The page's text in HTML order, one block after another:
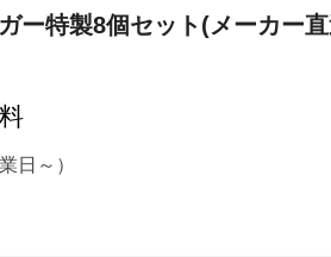
ー特製8個セット(メーカー
日～）